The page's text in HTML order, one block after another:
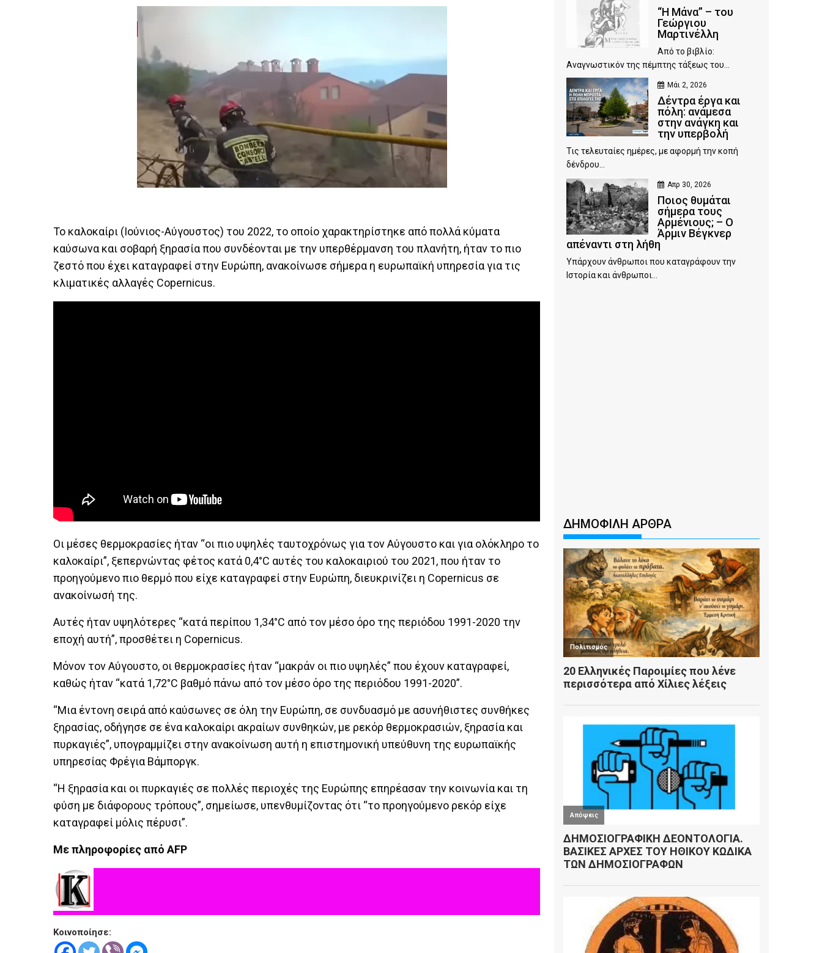
Το καλοκαίρι (Ιούνιος-Αύγουστος) του 2022, το οποίο χαρακτηρίστηκε από πολλά κύματα
καύσωνα και σοβαρή ξηρασία που συνδέονται με την υπερθέρμανση του πλανήτη, ήταν το πιο
ζεστό που έχει καταγραφεί στην Ευρώπη, ανακοίνωσε σήμερα η ευρωπαϊκή υπηρεσία για τις
κλιματικές αλλαγές Copernicus.
Οι μέσες θερμοκρασίες ήταν “οι πιο υψηλές ταυτοχρόνως για τον Αύγουστο και για ολόκληρο το
καλοκαίρι”, ξεπερνώντας φέτος κατά 0,4°C αυτές του καλοκαιριού του 2021, που ήταν το
προηγούμενο πιο θερμό που είχε καταγραφεί στην Ευρώπη, διευκρινίζει η Copernicus σε
ανακοίνωσή της.
Αυτές ήταν υψηλότερες “κατά περίπου 1,34°C από τον μέσο όρο της περιόδου 1991-2020 την
εποχή αυτή”, προσθέτει η Copernicus.
Μόνον τον Αύγουστο, οι θερμοκρασίες ήταν “μακράν οι πιο υψηλές” που έχουν καταγραφεί,
καθώς ήταν “κατά 1,72°C βαθμό πάνω από τον μέσο όρο της περιόδου 1991-2020”.
“Μια έντονη σειρά από καύσωνες σε όλη την Ευρώπη, σε συνδυασμό με ασυνήθιστες συνθήκες
ξηρασίας, οδήγησε σε ένα καλοκαίρι ακραίων συνθηκών, με ρεκόρ θερμοκρασιών, ξηρασία και
πυρκαγιές”, υπογραμμίζει στην ανακοίνωση αυτή η επιστημονική υπεύθυνη της ευρωπαϊκής
υπηρεσίας Φρέγια Βάμποργκ.
“Η ξηρασία και οι πυρκαγιές σε πολλές περιοχές της Ευρώπης επηρέασαν την κοινωνία και τη
φύση με διάφορους τρόπους”, σημείωσε, υπενθυμίζοντας ότι “το προηγούμενο ρεκόρ είχε
καταγραφεί μόλις πέρυσι”.
Με πληροφορίες από AFP
Κοινοποίησε:
“Η Μάνα” – του
Γεώργιου
Μαρτινέλλη
Από το βιβλίο:
Αναγνωστικόν της πέμπτης τάξεως του...
Μάι 2, 2026
Δέντρα έργα και
πόλη: ανάμεσα
στην ανάγκη και
την υπερβολή
Τις τελευταίες ημέρες, με αφορμή την κοπή
δένδρου...
Απρ 30, 2026
Ποιος θυμάται
σήμερα τους
Αρμένιους; – Ο
Άρμιν Βέγκνερ
απέναντι στη λήθη
Υπάρχουν άνθρωποι που καταγράφουν την
Ιστορία και άνθρωποι...
ΔΗΜΟΦΙΛΗ ΑΡΘΡΑ